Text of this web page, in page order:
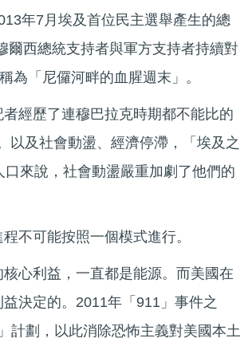
年7月埃及首位民主選舉產生的總
爾西總統支持者與軍方支持者持續對
為「尼儸河畔的血腥週末」。
經歷了連穆巴拉克時期都不能比的
及社會動盪、經濟停滯，「埃及之
來說，社會動盪嚴重加劇了他們的
不可能按照一個模式進行。
心利益，一直都是能源。而美國在
決定的。2011年「911」事件之
計劃，以此消除恐怖主義對美國本土